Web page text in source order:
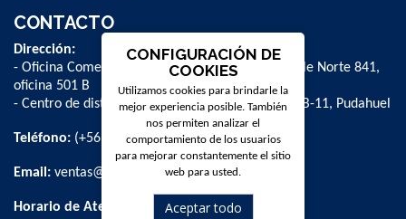
CONTACTO
Dirección:
- Oficina Comercial y administrativa: Avenida Valle Norte 841,
oficina 501 B
- Centro de distribución: La Farfana 500, bodega B-11, Pudahuel
Teléfono: (+56 2) 2 584 8900
Email: ventas@dpschile.cl
Horario de Atención:
CONFIGURACIÓN DE
COOKIES
Utilizamos cookies para brindarle la
mejor experiencia posible. También
nos permiten analizar el
comportamiento de los usuarios
para mejorar constantemente el sitio
web para usted.
Aceptar todo